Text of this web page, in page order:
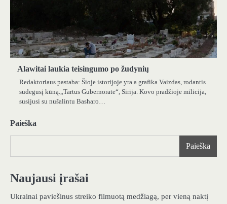
Alawitai laukia teisingumo po žudynių
Redaktoriaus pastaba: Šioje istorijoje yra a grafika Vaizdas, rodantis
sudegusį kūną.„Tartus Gubernorate“, Sirija. Kovo pradžioje milicija,
susijusi su nušalintu Basharo…
Paieška
Paieška
Naujausi įrašai
Ukrainai paviešinus streiko filmuotą medžiagą, per vieną naktį